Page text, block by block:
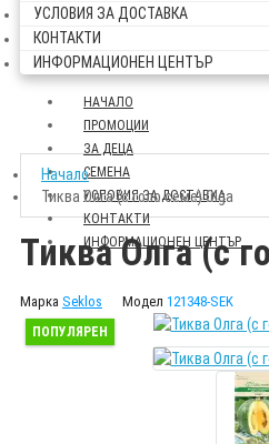
УСЛОВИЯ ЗА ДОСТАВКА
КОНТАКТИ
ИНФОРМАЦИОНЕН ЦЕНТЪР
НАЧАЛО
ПРОМОЦИИ
ЗА ДЕЦА
СЕМЕНА
УСЛОВИЯ ЗА ДОСТАВКА
КОНТАКТИ
ИНФОРМАЦИОНЕН ЦЕНТЪР
Начало
Тиква Олга (с голо семе) Olga
Тиква Олга (с
Марка Seklos Модел 121348-SEK
ПОПУЛЯРЕН